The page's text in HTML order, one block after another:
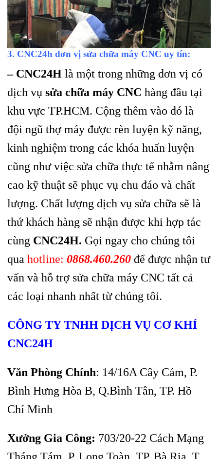
3. CNC24h đơn vị sửa chữa máy CNC uy tín:
– CNC24H là một trong những đơn vị có
dịch vụ sửa chữa máy CNC hàng đầu tại
khu vực TP.HCM. Cộng thêm vào đó là
đội ngũ thợ máy được rèn luyện kỹ năng,
kinh nghiệm trong các khóa huấn luyện
cũng như việc sửa chữa thực tế nhằm nâng
cao kỹ thuật sẽ phục vụ chu đáo và chất
lượng. Chất lượng dịch vụ sửa chữa sẽ là
thứ khách hàng sẽ nhận được khi hợp tác
cùng CNC24H. Gọi ngay cho chúng tôi
qua hotline: 0868.460.260 để được nhận tư
vấn và hỗ trợ sửa chữa máy CNC tất cả
các loại nhanh nhất từ chúng tôi.
CÔNG TY TNHH DỊCH VỤ CƠ KHÍ
CNC24H
Văn Phòng Chính: 14/16A Cây Cám, P.
Bình Hưng Hòa B, Q.Bình Tân, TP. Hồ
Chí Minh
Xưởng Gia Công: 703/20-22 Cách Mạng
Tháng Tám, P. Long Toàn, TP. Bà Rịa, T.